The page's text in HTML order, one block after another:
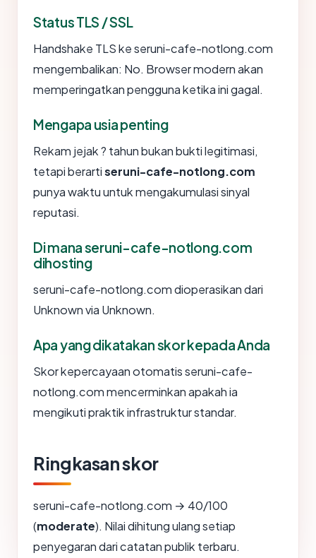
Status TLS / SSL
Handshake TLS ke seruni-cafe-notlong.com
mengembalikan: No. Browser modern akan
memperingatkan pengguna ketika ini gagal.
Mengapa usia penting
Rekam jejak ? tahun bukan bukti legitimasi,
tetapi berartiseruni-cafe-notlong.com
punya waktu untuk mengakumulasi sinyal
reputasi.
Di mana seruni-cafe-notlong.com
dihosting
seruni-cafe-notlong.com dioperasikan dari
Unknown via Unknown.
Apa yang dikatakan skor kepada Anda
Skor kepercayaan otomatis seruni-cafe-
notlong.com mencerminkan apakah ia
mengikuti praktik infrastruktur standar.
Ringkasan skor
seruni-cafe-notlong.com → 40/100
(moderate). Nilai dihitung ulang setiap
penyegaran dari catatan publik terbaru.